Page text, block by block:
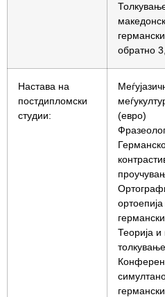
германски
обратно
Настава на
постдипломски
студии:
(евро)
Теорија и
германски